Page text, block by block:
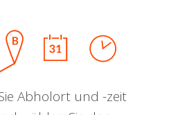
Abholort und -zeit